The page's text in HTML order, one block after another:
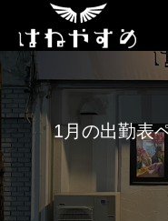
1月の出勤表